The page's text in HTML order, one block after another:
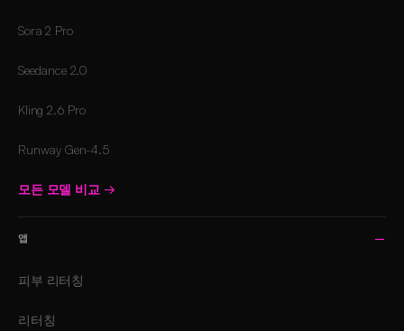
Sora 2 Pro
Seedance 2.0
Kling 2.6 Pro
Runway Gen-4.5
모든 모델 비교 →
앱
피부 리터칭
리터칭